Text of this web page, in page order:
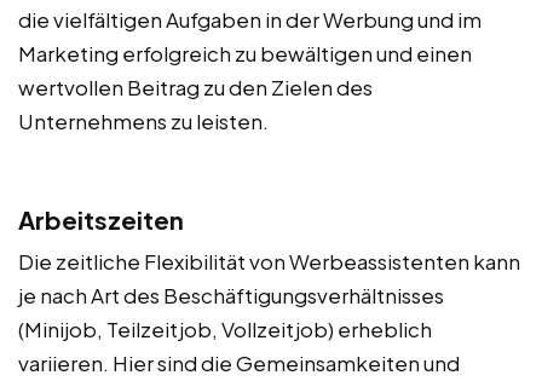
die vielfältigen Aufgaben in der Werbung und im
Marketing erfolgreich zu bewältigen und einen
wertvollen Beitrag zu den Zielen des
Unternehmens zu leisten.
Arbeitszeiten
Die zeitliche Flexibilität von Werbeassistenten kann
je nach Art des Beschäftigungsverhältnisses
(Minijob, Teilzeitjob, Vollzeitjob) erheblich
variieren. Hier sind die Gemeinsamkeiten und